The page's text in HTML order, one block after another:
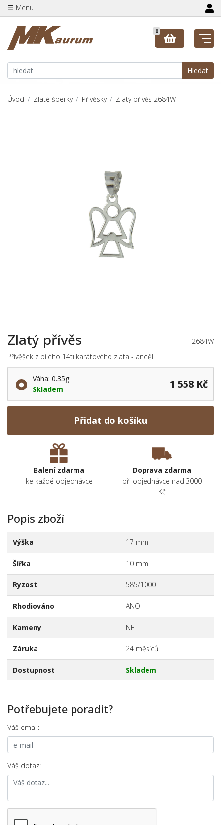
☰ Menu
Hledat
0
Úvod Zlaté šperky Přívěsky Zlatý přívěs 2684W
Zlatý přívěs
2684W
Přívěšek z bílého 14ti karátového zlata - anděl.
Váha: 0.35g
Skladem
1 558 Kč
Přidat do košíku
Balení zdarma
ke každé objednávce
Doprava zdarma
při objednávce nad 3000
Kč
Popis zboží
Výška 17 mm
Šířka 10 mm
Ryzost 585/1000
Rhodiováno ANO
Kameny NE
Záruka 24 měsíců
Dostupnost Skladem
Potřebujete poradit?
Váš email:
Váš dotaz: